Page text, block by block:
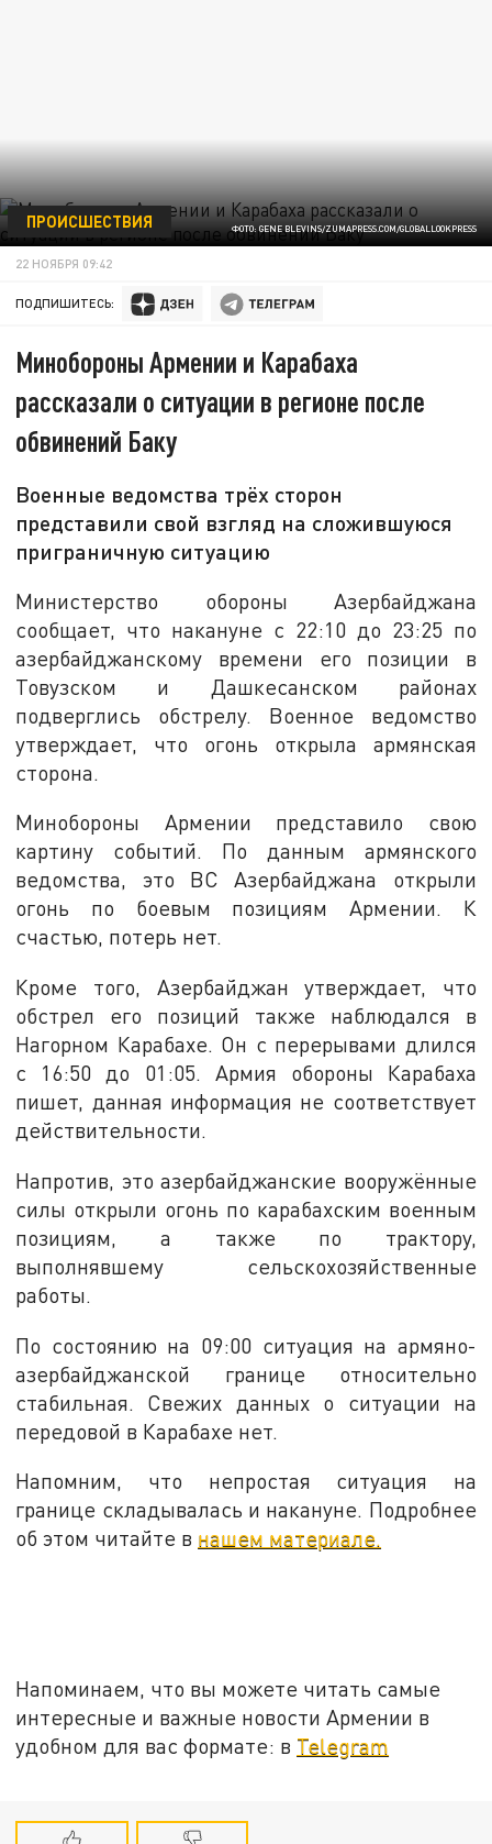
ФОТО: GENE BLEVINS/ZUMAPRESS.COM/GLOBALLOOKPRESS
ПРОИСШЕСТВИЯ
22 НОЯБРЯ 09:42
ПОДПИШИТЕСЬ:
Минобороны Армении и Карабаха
рассказали о ситуации в регионе после
обвинений Баку
Военные ведомства трёх сторон
представили свой взгляд на сложившуюся
приграничную ситуацию
Министерство обороны Азербайджана
сообщает, что накануне с 22:10 до 23:25 по
азербайджанскому времени его позиции в
Товузском и Дашкесанском районах
подверглись обстрелу. Военное ведомство
утверждает, что огонь открыла армянская
сторона.
Минобороны Армении представило свою
картину событий. По данным армянского
ведомства, это ВС Азербайджана открыли
огонь по боевым позициям Армении. К
счастью, потерь нет.
Кроме того, Азербайджан утверждает, что
обстрел его позиций также наблюдался в
Нагорном Карабахе. Он с перерывами длился
с 16:50 до 01:05. Армия обороны Карабаха
пишет, данная информация не соответствует
действительности.
Напротив, это азербайджанские вооружённые
силы открыли огонь по карабахским военным
позициям, а также по трактору,
выполнявшему сельскохозяйственные
работы.
По состоянию на 09:00 ситуация на армяно-
азербайджанской границе относительно
стабильная. Свежих данных о ситуации на
передовой в Карабахе нет.
Напомним, что непростая ситуация на
границе складывалась и накануне. Подробнее
об этом читайте в нашем материале.
Напоминаем, что вы можете читать самые
интересные и важные новости Армении в
удобном для вас формате: в Telegram